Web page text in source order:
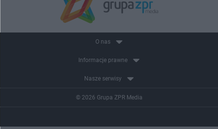
O nas
Informacje prawne
Nasze serwisy
© 2026 Grupa ZPR Media